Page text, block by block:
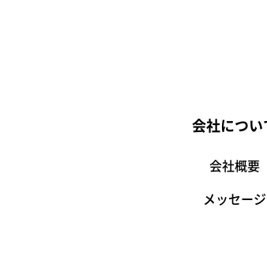
会社につい
会社概要
メッセージ